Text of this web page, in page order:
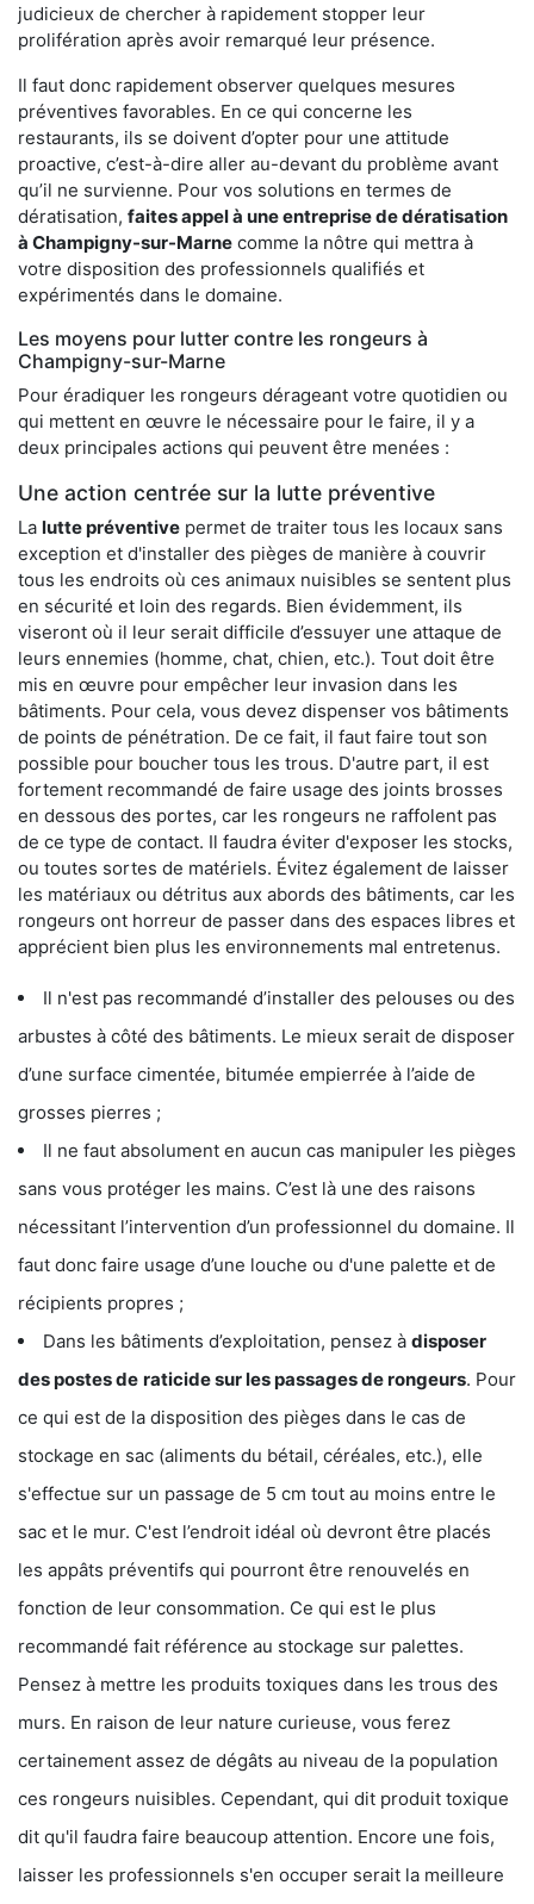
judicieux de chercher à rapidement stopper leur
prolifération après avoir remarqué leur présence.
Il faut donc rapidement observer quelques mesures
préventives favorables. En ce qui concerne les
restaurants, ils se doivent d’opter pour une attitude
proactive, c’est-à-dire aller au-devant du problème avant
qu’il ne survienne. Pour vos solutions en termes de
dératisation, faites appel à une entreprise de dératisation
à Champigny-sur-Marne comme la nôtre qui mettra à
votre disposition des professionnels qualifiés et
expérimentés dans le domaine.
Les moyens pour lutter contre les rongeurs à
Champigny-sur-Marne
Pour éradiquer les rongeurs dérageant votre quotidien ou
qui mettent en œuvre le nécessaire pour le faire, il y a
deux principales actions qui peuvent être menées :
Une action centrée sur la lutte préventive
La lutte préventive permet de traiter tous les locaux sans
exception et d'installer des pièges de manière à couvrir
tous les endroits où ces animaux nuisibles se sentent plus
en sécurité et loin des regards. Bien évidemment, ils
viseront où il leur serait difficile d’essuyer une attaque de
leurs ennemies (homme, chat, chien, etc.). Tout doit être
mis en œuvre pour empêcher leur invasion dans les
bâtiments. Pour cela, vous devez dispenser vos bâtiments
de points de pénétration. De ce fait, il faut faire tout son
possible pour boucher tous les trous. D'autre part, il est
fortement recommandé de faire usage des joints brosses
en dessous des portes, car les rongeurs ne raffolent pas
de ce type de contact. Il faudra éviter d'exposer les stocks,
ou toutes sortes de matériels. Évitez également de laisser
les matériaux ou détritus aux abords des bâtiments, car les
rongeurs ont horreur de passer dans des espaces libres et
apprécient bien plus les environnements mal entretenus.
Il n'est pas recommandé d’installer des pelouses ou des
arbustes à côté des bâtiments. Le mieux serait de disposer
d’une surface cimentée, bitumée empierrée à l’aide de
grosses pierres ;
Il ne faut absolument en aucun cas manipuler les pièges
sans vous protéger les mains. C’est là une des raisons
nécessitant l’intervention d’un professionnel du domaine. Il
faut donc faire usage d’une louche ou d'une palette et de
récipients propres ;
Dans les bâtiments d’exploitation, pensez à disposer
des postes de raticide sur les passages de rongeurs. Pour
ce qui est de la disposition des pièges dans le cas de
stockage en sac (aliments du bétail, céréales, etc.), elle
s'effectue sur un passage de 5 cm tout au moins entre le
sac et le mur. C'est l’endroit idéal où devront être placés
les appâts préventifs qui pourront être renouvelés en
fonction de leur consommation. Ce qui est le plus
recommandé fait référence au stockage sur palettes.
Pensez à mettre les produits toxiques dans les trous des
murs. En raison de leur nature curieuse, vous ferez
certainement assez de dégâts au niveau de la population
ces rongeurs nuisibles. Cependant, qui dit produit toxique
dit qu'il faudra faire beaucoup attention. Encore une fois,
laisser les professionnels s'en occuper serait la meilleure